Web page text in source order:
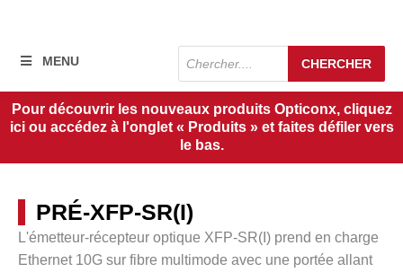
MENU
Recherche
de
produits
CHERCHER
Pour découvrir les nouveaux produits Opticonx, cliquez
ici ou accédez à l'onglet « Produits » et faites défiler vers
le bas.
PRÉ-XFP-SR(I)
L'émetteur-récepteur optique XFP-SR(I) prend en charge
Ethernet 10G sur fibre multimode avec une portée allant